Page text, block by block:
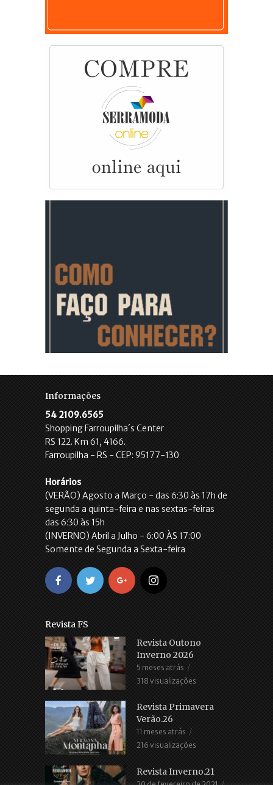
Informações
54 2109.6565
Shopping Farroupilha´s Center
RS 122. Km 61, 4166.
Farroupilha - RS - CEP: 95177-130
Horários
(VERÃO) Agosto a Março - das 6:30 às 17h de
segunda a quinta-feira e nas sextas-feiras
das 6:30 às 15h
(INVERNO) Abril a Julho - 6:00 ÀS 17:00
Somente de Segunda a Sexta-feira
Revista FS
Revista Outono
Inverno 2026
5 meses atrás
318 visualizações
Revista Primavera
Verão.26
11 meses atrás
216 visualizações
Revista Inverno.21